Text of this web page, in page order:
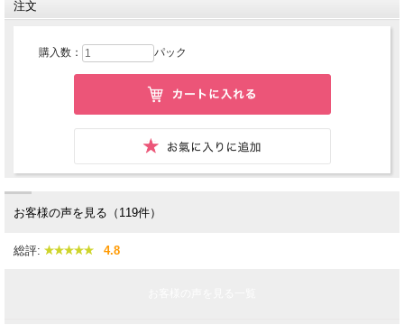
注文
購入数： パック
お客様の声を見る（119件）
総評: 4.8